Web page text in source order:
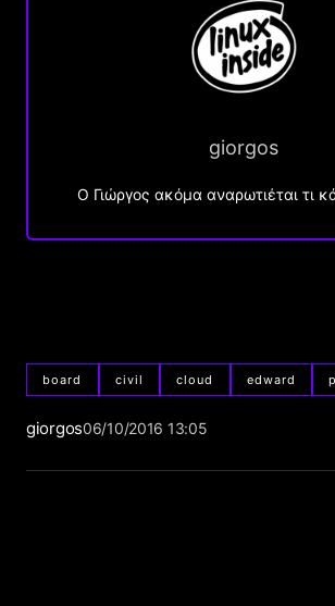
giorgos
Ο Γιώργος ακόμα αναρωτιέται τι
board civil cloud edward
giorgos06/10/2016 13:05